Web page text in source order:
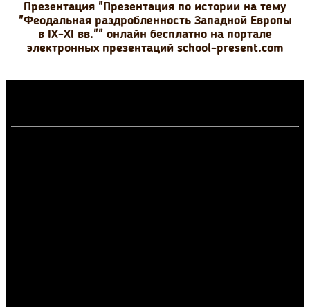
Презентация "Презентация по истории на тему
"Феодальная раздробленность Западной Европы
в IX-XI вв."" онлайн бесплатно на портале
электронных презентаций school-present.com